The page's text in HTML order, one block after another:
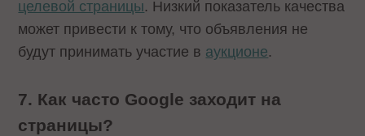
целевой страницы. Низкий показатель качества
может привести к тому, что объявления не
будут принимать участие в аукционе.
7. Как часто Google заходит на
страницы?